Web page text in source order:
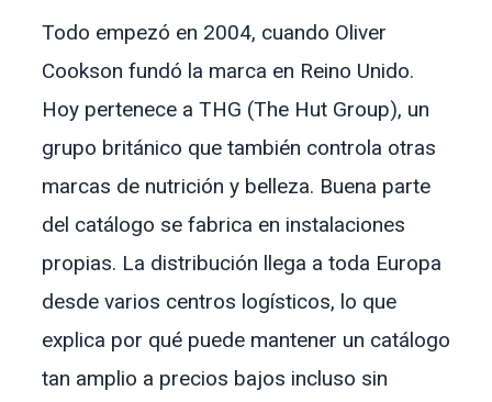
Todo empezó en 2004, cuando Oliver
Cookson fundó la marca en Reino Unido.
Hoy pertenece a THG (The Hut Group), un
grupo británico que también controla otras
marcas de nutrición y belleza. Buena parte
del catálogo se fabrica en instalaciones
propias. La distribución llega a toda Europa
desde varios centros logísticos, lo que
explica por qué puede mantener un catálogo
tan amplio a precios bajos incluso sin